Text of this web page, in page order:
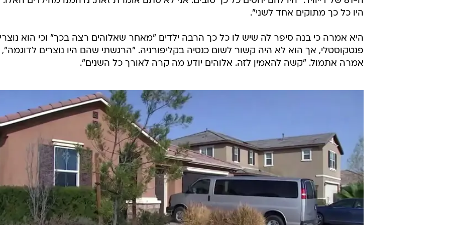
הזוג טרפין לאחר מעצרו /
AP
בהלם לגלות את מה שנאמר עליהם. "הם היו כמו כל משפחה אחרת", אמרה בטי טרפין, אמו
ה-81 של דייוויד. "היו להם יחסים כל כך טובים. אני לא סתם אומרת זאת. נדהמנו מהילדים
היא אמרה כי בנה סיפר לה שיש לו כל כך הרבה ילדים "מאחר שאלוהים רצה בכך" וכי הוא נוצרי
פנטקוסטלי, אך הוא לא היה קשור לשום כנסיה בקליפורניה. "הרגשתי שהם היו נוצרים לדוגמה",
אמרה אתמול. "קשה להאמין לזה. אלוהים יודע מה קרה לאורך כל השנים".